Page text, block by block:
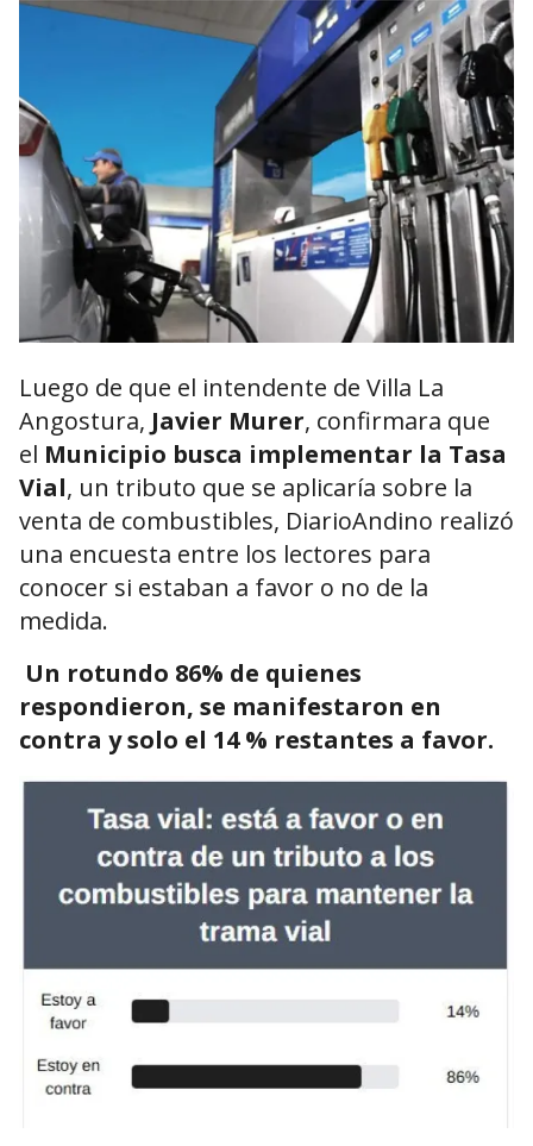
Luego de que el intendente de Villa La
Angostura, Javier Murer, confirmara que
el Municipio busca implementar la Tasa
Vial, un tributo que se aplicaría sobre la
venta de combustibles, DiarioAndino realizó
una encuesta entre los lectores para
conocer si estaban a favor o no de la
medida.
Un rotundo 86% de quienes
respondieron, se manifestaron en
contra y solo el 14 % restantes a favor.